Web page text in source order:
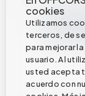
cookies
Utilizamos
terceros, de
para mejorar
usuario. Al
usted acepta
acuerdo con